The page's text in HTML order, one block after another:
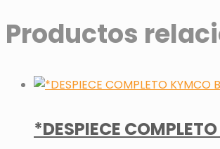
Productos
*DESPIECE